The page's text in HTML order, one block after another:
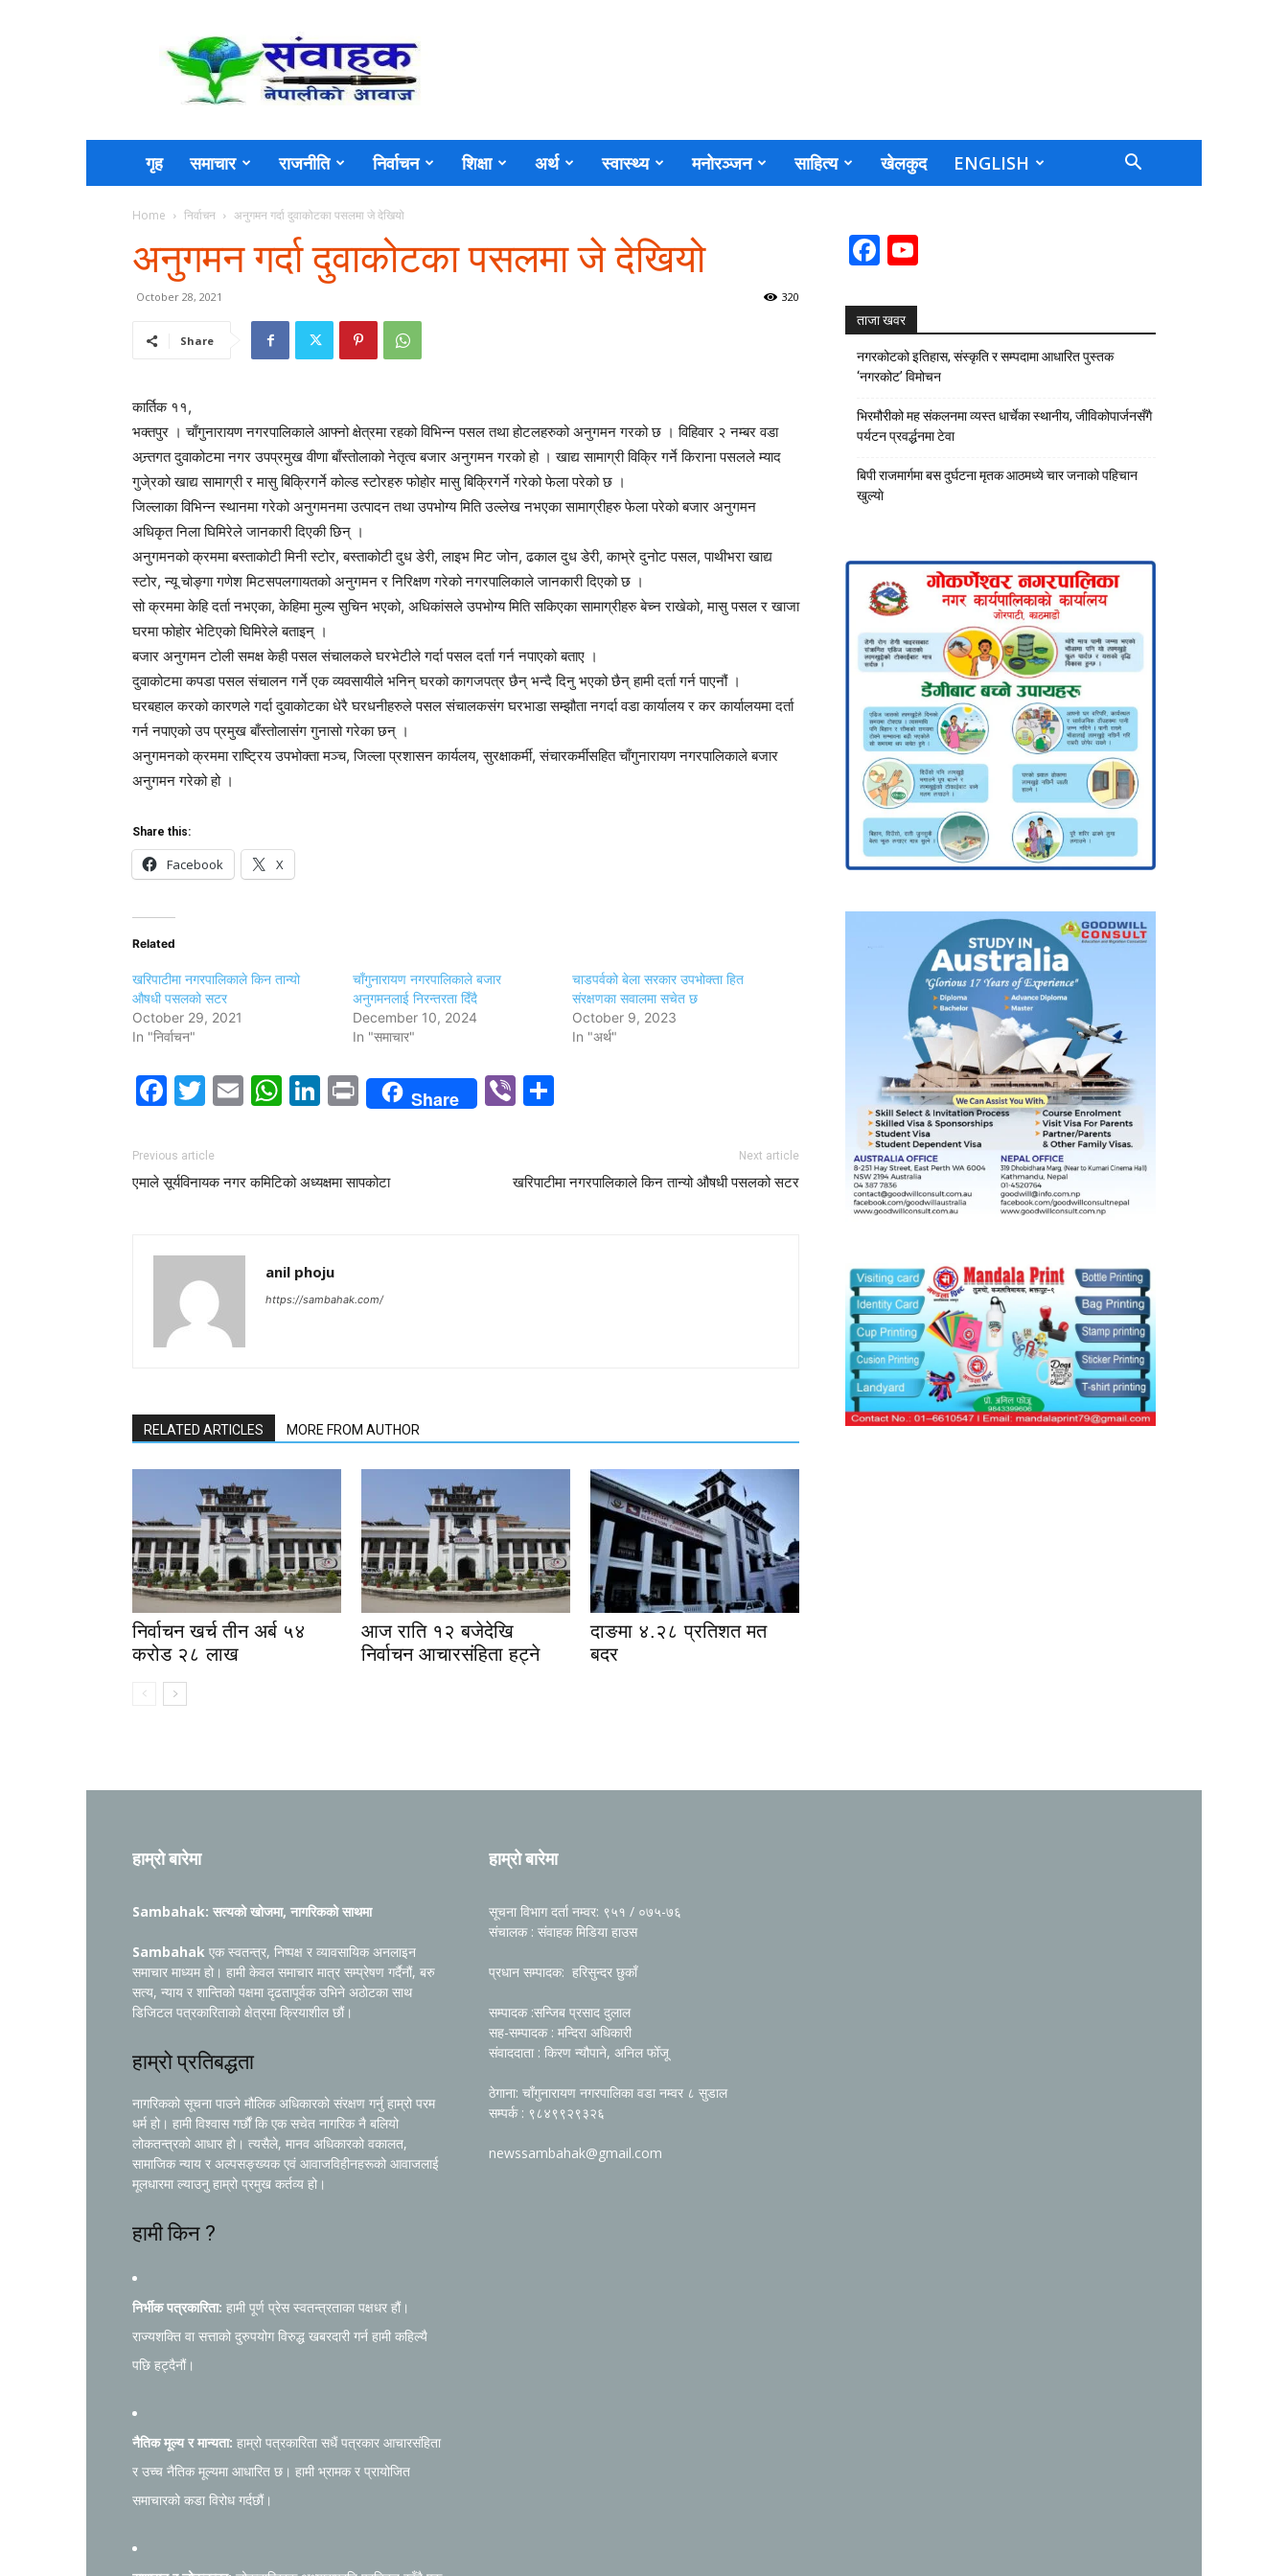
Sambahak
गृह समाचार राजनीति निर्वाचन शिक्षा अर्थ स्वास्थ्य मनोरञ्जन साहित्य खेलकुद ENGLISH
Home निर्वाचन अनुगमन गर्दा दुवाकोटका पसलमा जे देखियो
अनुगमन गर्दा दुवाकोटका पसलमा जे देखियो
October 28, 2021 320
Share
कार्तिक ११,
भक्तपुर । चाँगुनारायण नगरपालिकाले आफ्नो क्षेत्रमा रहको विभिन्न पसल तथा होटलहरुको अनुगमन गरको छ । विहिवार २ नम्बर वडा
अन्र्तगत दुवाकोटमा नगर उपप्रमुख वीणा बाँस्तोलाको नेतृत्व बजार अनुगमन गरको हो । खाद्य सामाग्री विक्रि गर्ने किराना पसलले म्याद
गुजे्रको खाद्य सामाग्री र मासु बिक्रिगर्ने कोल्ड स्टोरहरु फोहोर मासु बिक्रिगर्ने गरेको फेला परेको छ ।
जिल्लाका विभिन्न स्थानमा गरेको अनुगमनमा उत्पादन तथा उपभोग्य मिति उल्लेख नभएका सामाग्रीहरु फेला परेको बजार अनुगमन
अधिकृत निला घिमिरेले जानकारी दिएकी छिन् ।
अनुगमनको क्रममा बस्ताकोटी मिनी स्टोर, बस्ताकोटी दुध डेरी, लाइभ मिट जोन, ढकाल दुध डेरी, काभ्रे दुनोट पसल, पाथीभरा खाद्य
स्टोर, न्यू चोङ्गा गणेश मिटसपलगायतको अनुगमन र निरिक्षण गरेको नगरपालिकाले जानकारी दिएको छ ।
सो क्रममा केहि दर्ता नभएका, केहिमा मुल्य सुचिन भएको, अधिकांसले उपभोग्य मिति सकिएका सामाग्रीहरु बेच्न राखेको, मासु पसल र खाजा
घरमा फोहोर भेटिएको घिमिरेले बताइन् ।
बजार अनुगमन टोली समक्ष केही पसल संचालकले घरभेटीले गर्दा पसल दर्ता गर्न नपाएको बताए ।
दुवाकोटमा कपडा पसल संचालन गर्ने एक व्यवसायीले भनिन् घरको कागजपत्र छैन् भन्दै दिनु भएको छैन् हामी दर्ता गर्न पाएनौं ।
घरबहाल करको कारणले गर्दा दुवाकोटका धेरै घरधनीहरुले पसल संचालकसंग घरभाडा सम्झौता नगर्दा वडा कार्यालय र कर कार्यालयमा दर्ता
गर्न नपाएको उप प्रमुख बाँस्तोलासंंग गुनासो गरेका छन् ।
अनुगमनको क्रममा राष्ट्रिय उपभोक्ता मञ्च, जिल्ला प्रशासन कार्यलय, सुरक्षाकर्मी, संचारकर्मीसहित चाँगुनारायण नगरपालिकाले बजार
अनुगमन गरेको हो ।
Share this:
Facebook X
Related
खरिपाटीमा नगरपालिकाले किन तान्यो
औषधी पसलको सटर
October 29, 2021
In "निर्वाचन"
चाँगुनारायण नगरपालिकाले बजार
अनुगमनलाई निरन्तरता दिँदै
December 10, 2024
In "समाचार"
चाडपर्वको बेला सरकार उपभोक्ता हित
संरक्षणका सवालमा सचेत छ
October 9, 2023
In "अर्थ"
Facebook
Twitter
EmailWhatsApp
LinkedIn
PrintShare Viber
Previous article
एमाले सूर्यविनायक नगर कमिटिको अध्यक्षमा सापकोटा
Next article
खरिपाटीमा नगरपालिकाले किन तान्यो औषधी पसलको सटर
anil phoju
https://sambahak.com/
RELATED ARTICLES MORE FROM AUTHOR
निर्वाचन खर्च तीन अर्ब ५४
करोड २८ लाख
आज राति १२ बजेदेखि
निर्वाचन आचारसंहिता हट्ने
दाङमा ४.२८ प्रतिशत मत
बदर
Facebook
ताजा खवर
नगरकोटको इतिहास, संस्कृति र सम्पदामा आधारित पुस्तक
‘नगरकोट’ विमोचन
भिरमौरीको मह संकलनमा व्यस्त धार्चेका स्थानीय, जीविकोपार्जनसँगै
पर्यटन प्रवर्द्धनमा टेवा
बिपी राजमार्गमा बस दुर्घटना मृतक आठमध्ये चार जनाको पहिचान
खुल्याे
हाम्रो बारेमा
Sambahak: सत्यको खोजमा, नागरिकको साथमा
Sambahak एक स्वतन्त्र, निष्पक्ष र व्यावसायिक अनलाइन
समाचार माध्यम हो। हामी केवल समाचार मात्र सम्प्रेषण गर्दैनौं, बरु
सत्य, न्याय र शान्तिको पक्षमा दृढतापूर्वक उभिने अठोटका साथ
डिजिटल पत्रकारिताको क्षेत्रमा क्रियाशील छौं।
हाम्रो प्रतिबद्धता
नागरिकको सूचना पाउने मौलिक अधिकारको संरक्षण गर्नु हाम्रो परम
धर्म हो। हामी विश्वास गर्छौं कि एक सचेत नागरिक नै बलियो
लोकतन्त्रको आधार हो। त्यसैले, मानव अधिकारको वकालत,
सामाजिक न्याय र अल्पसङ्ख्यक एवं आवाजविहीनहरूको आवाजलाई
मूलधारमा ल्याउनु हाम्रो प्रमुख कर्तव्य हो।
हामी किन ?
निर्भीक पत्रकारिता: हामी पूर्ण प्रेस स्वतन्त्रताका पक्षधर हौं।
राज्यशक्ति वा सत्ताको दुरुपयोग विरुद्ध खबरदारी गर्न हामी कहिल्यै
पछि हट्दैनौं।
नैतिक मूल्य र मान्यता: हाम्रो पत्रकारिता सधैं पत्रकार आचारसंहिता
र उच्च नैतिक मूल्यमा आधारित छ। हामी भ्रामक र प्रायोजित
समाचारको कडा विरोध गर्दछौं।
हाम्रो बारेमा
सूचना विभाग दर्ता नम्वर: ९५१ / ०७५-७६
संचालक : संवाहक मिडिया हाउस
प्रधान सम्पादक: हरिसुन्दर छुकाँ
सम्पादक :सन्जिब प्रसाद दुलाल
सह-सम्पादक : मन्दिरा अधिकारी
संवाददाता : किरण न्यौपाने, अनिल फोँजू
ठेगाना: चाँगुनारायण नगरपालिका वडा नम्वर ८ सुडाल
सम्पर्क : ९८४९९२९३२६
newssambahak@gmail.com